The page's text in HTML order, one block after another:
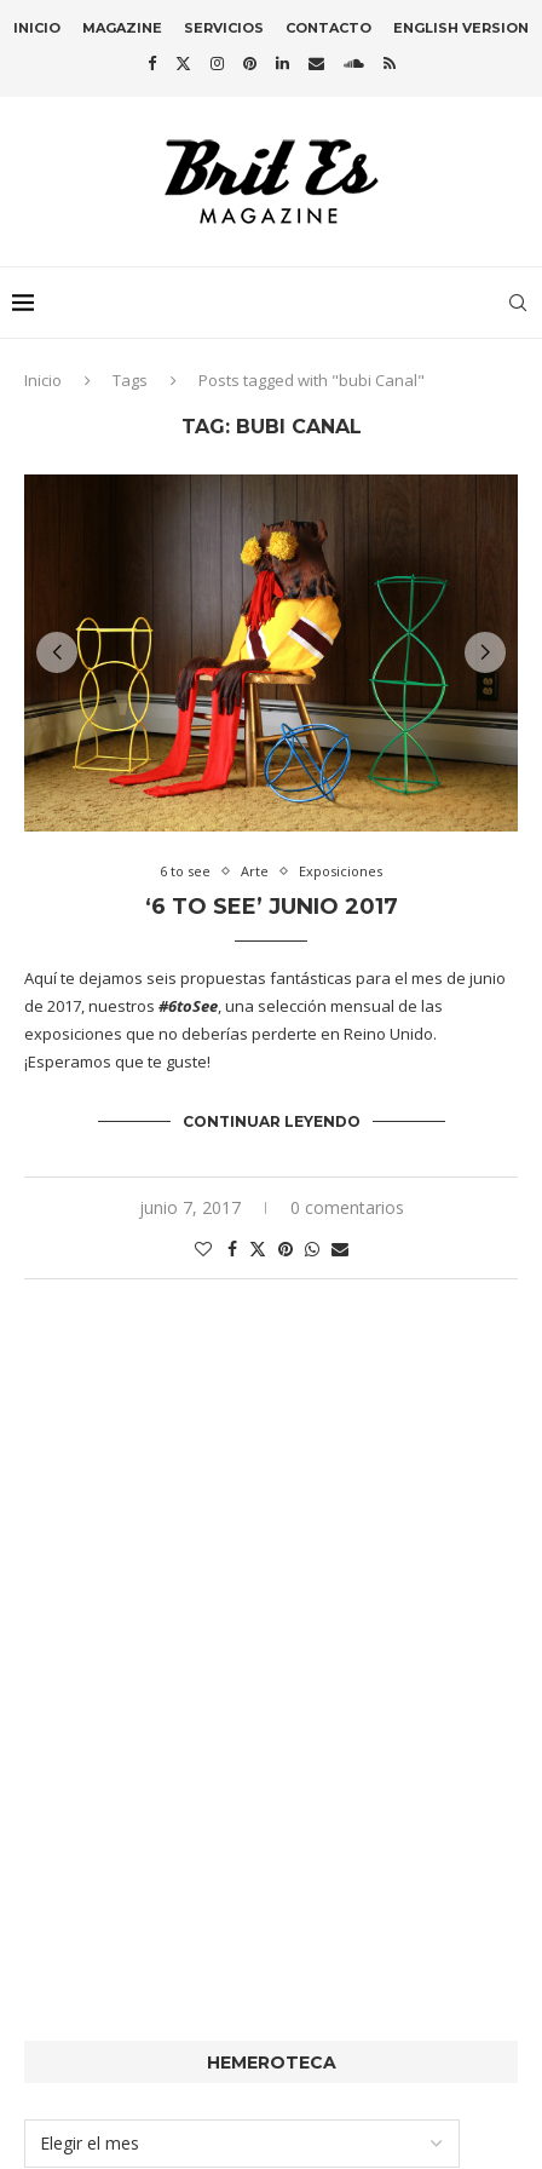
INICIO MAGAZINE SERVICIOS CONTACTO ENGLISH VERSION
Inicio Tags Posts tagged with "bubi Canal"
TAG: BUBI CANAL
6 to see Arte Exposiciones
‘6 TO SEE’ JUNIO 2017
Aquí te dejamos seis propuestas fantásticas para el mes de junio
de 2017, nuestros #6toSee, una selección mensual de las
exposiciones que no deberías perderte en Reino Unido.
¡Esperamos que te guste!
CONTINUAR LEYENDO
junio 7, 2017 0 comentarios
HEMEROTECA